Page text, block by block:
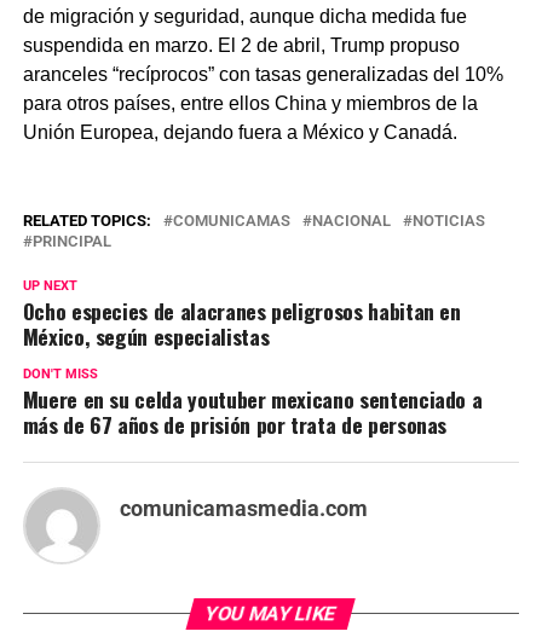
de migración y seguridad, aunque dicha medida fue
suspendida en marzo. El 2 de abril, Trump propuso
aranceles “recíprocos” con tasas generalizadas del 10%
para otros países, entre ellos China y miembros de la
Unión Europea, dejando fuera a México y Canadá.
RELATED TOPICS: COMUNICAMAS NACIONAL
NOTICIAS
PRINCIPAL
UP NEXT
Ocho especies de alacranes peligrosos habitan en
México, según especialistas
DON'T MISS
Muere en su celda youtuber mexicano sentenciado a
más de 67 años de prisión por trata de personas
comunicamasmedia.com
YOU MAY LIKE